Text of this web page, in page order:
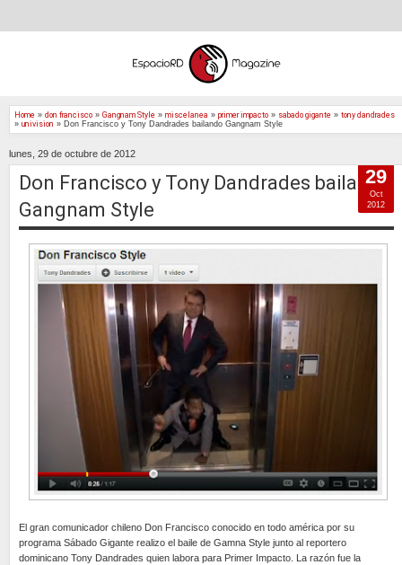
Home » don francisco » Gangnam Style » miscelanea » primer impacto » sabado gigante » tony dandrades
» univision » Don Francisco y Tony Dandrades bailando Gangnam Style
lunes, 29 de octubre de 2012
Don Francisco y Tony Dandrades bailando
Gangnam Style
El gran comunicador chileno Don Francisco conocido en todo américa por su
programa Sábado Gigante realizo el baile de Gamna Style junto al reportero
dominicano Tony Dandrades quien labora para Primer Impacto. La razón fue la
29
Oct
2012